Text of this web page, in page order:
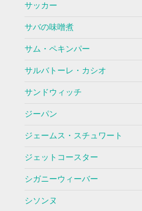
サッカー
サバの味噌煮
サム・ペキンパー
サルバトーレ・カシオ
サンドウィッチ
ジーパン
ジェームス・スチュワート
ジェットコースター
シガニーウィーバー
シソンヌ